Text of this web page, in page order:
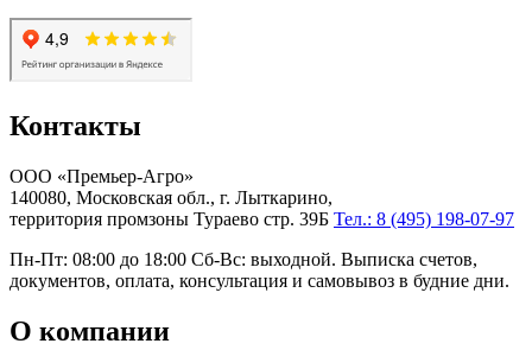
Контакты
ООО «Премьер-Агро»
140080, Московская обл., г. Лыткарино,
территория промзоны Тураево стр. 39Б Тел.: 8 (495) 198-07-97
Пн-Пт: 08:00 до 18:00 Сб-Вс: выходной. Выписка счетов,
документов, оплата, консультация и самовывоз в будние дни.
О компании